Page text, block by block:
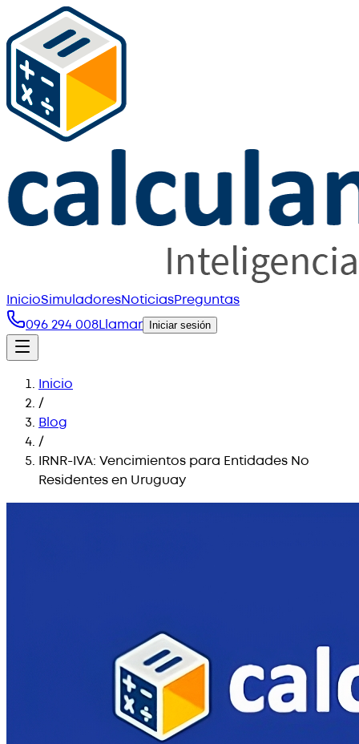
InicioSimuladoresNoticiasPreguntas
096 294 008Llamar Iniciar sesión
Inicio
/
Blog
/
IRNR-IVA: Vencimientos para Entidades No
Residentes en Uruguay